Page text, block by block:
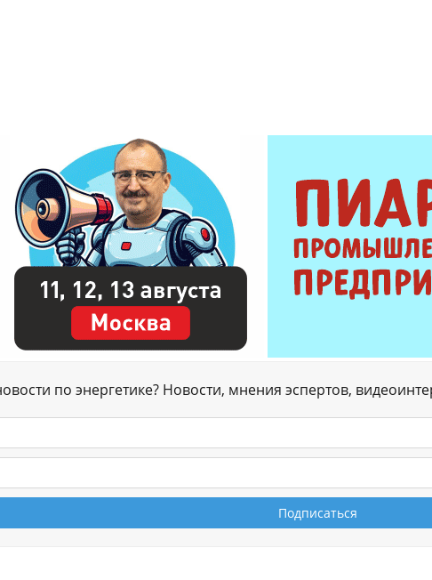
по энергетике? Новости, мнения эспертов,